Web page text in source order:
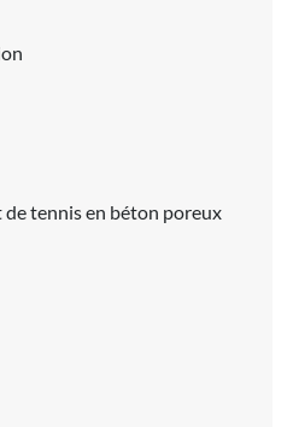
tennis en béton poreux